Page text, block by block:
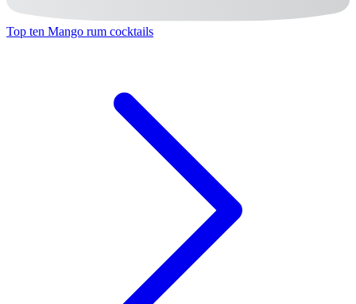
Top ten Mango rum cocktails